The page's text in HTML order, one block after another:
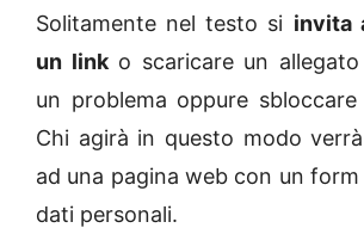
Solitamente nel testo si invita
un linko scaricare un allegato
un problema oppure
Chi agirà in questo modo
ad una pagina web con un
dati personali.